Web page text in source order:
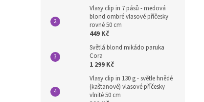
Vlasy clip in 7 pásů - medová
blond ombré vlasové příčesky
rovné 50 cm
449 Kč
Světlá blond mikádo paruka
Cora
1 299 Kč
Vlasy clip in 130 g - světle hnědé
(kaštanové) vlasové příčesky
vlnité 50 cm